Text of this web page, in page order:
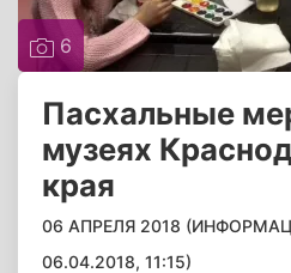
6
Пасхальные
музеях
края
06 АПРЕЛЯ 2018
06.04.2018, 11:15)